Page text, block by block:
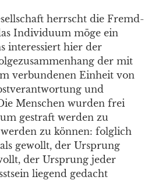
herrscht die Fremd-
Individuum möge ein
interessiert hier der
der mit
verbundenen Einheit von
und
Menschen wurden frei
gestraft werden zu
zu können: folglich
gewollt, der Ursprung
der Ursprung jeder
liegend gedacht